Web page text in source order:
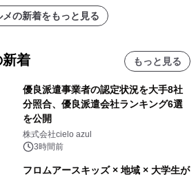
メの新着をもっと見る
新着 もっと見る
優良派遣事業者の認定状況を大手8社
分照合、優良派遣会社ランキング6選
を公開
株式会社cielo azul
3時間前
フロムアースキッズ × 地域 × 大学生が